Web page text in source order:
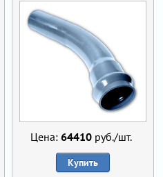
Цена: 64410 руб./шт.
Купить